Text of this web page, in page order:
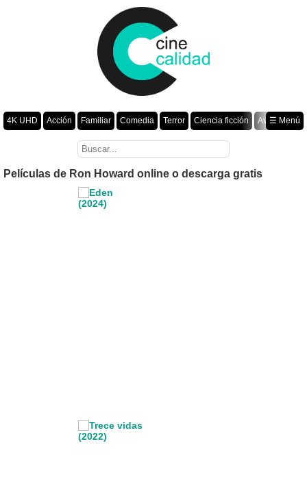
4K UHD Acción Familiar Comedia Terror Ciencia ficción
Aventura
Romance Fantasía Drama Animación Crimen
☰ Menú
Películas de Ron Howard online o descarga gratis